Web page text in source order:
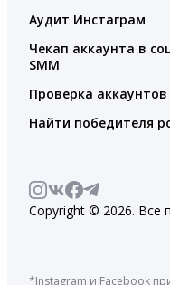
Аудит Инстаграм
Чекап аккаунта в
SMM
Проверка
Найти победителя
Copyright © 2026. Все
*Instagram и Facebook